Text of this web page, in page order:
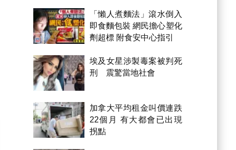
「懶人煮麵法」滾水倒入
即食麵包裝 網民擔心塑化
劑超標 附食安中心指引
埃及女星涉製毒案被判死
刑 震驚當地社會
加拿大平均租金叫價連跌
22個月 有大都會已出現
拐點